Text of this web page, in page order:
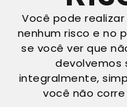
Você pode
nenhum risco e no
se você ver que
devolvemos
integralmente,
você não